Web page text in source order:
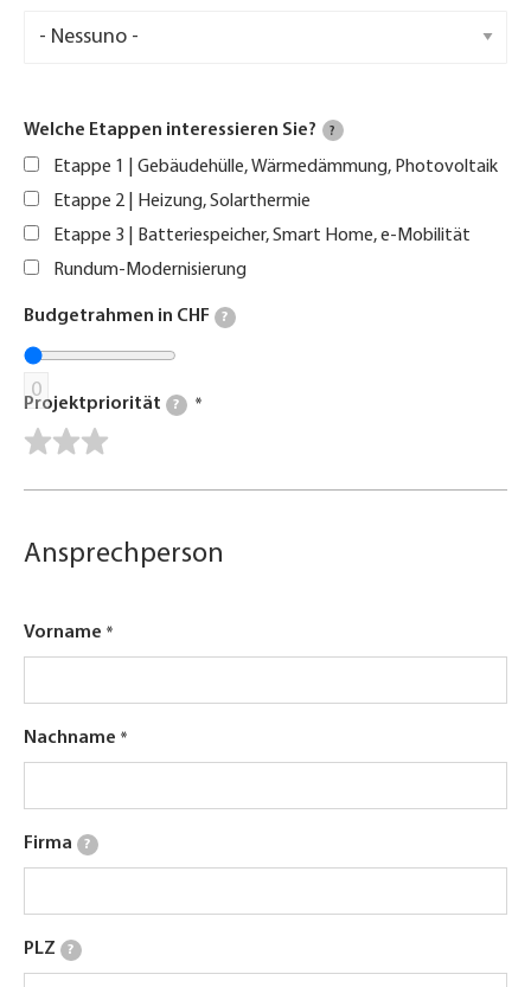
Welche Etappen interessieren Sie? ?
Etappe 1 | Gebäudehülle, Wärmedämmung, Photovoltaik
Etappe 2 | Heizung, Solarthermie
Etappe 3 | Batteriespeicher, Smart Home, e-Mobilität
Rundum-Modernisierung
Budgetrahmen in CHF ?
0
Projektpriorität ?
Ansprechperson
Vorname
Nachname
Firma ?
PLZ ?